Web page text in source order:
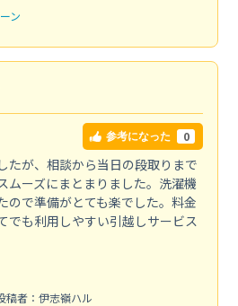
ン
参考になった 0
たが、相談から当日の段取りまで
ムーズにまとまりました。洗濯機
ので準備がとても楽でした。料金
でも利用しやすい引越しサービス
稿者：伊志嶺ハル